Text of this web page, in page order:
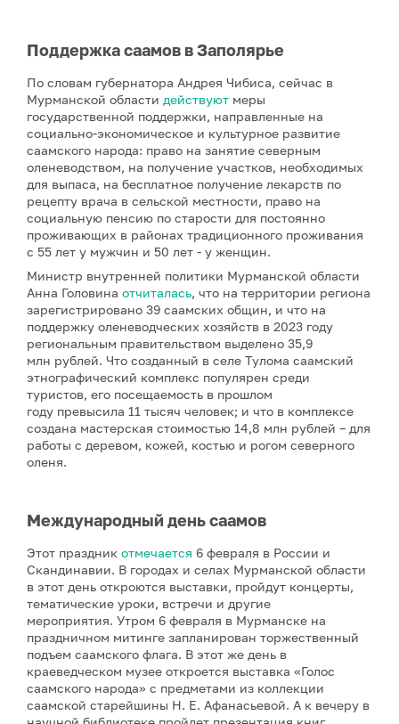
Поддержка саамов в Заполярье
По словам губернатора Андрея Чибиса, сейчас в
Мурманской области действуют меры
государственной поддержки, направленные на
социально-экономическое и культурное развитие
саамского народа: право на занятие северным
оленеводством, на получение участков, необходимых
для выпаса, на бесплатное получение лекарств по
рецепту врача в сельской местности, право на
социальную пенсию по старости для постоянно
проживающих в районах традиционного проживания
с 55 лет у мужчин и 50 лет - у женщин.
Министр внутренней политики Мурманской области
Анна Головина отчиталась, что на территории региона
зарегистрировано 39 саамских общин, и что на
поддержку оленеводческих хозяйств в 2023 году
региональным правительством выделено 35,9
млн рублей. Что созданный в селе Тулома саамский
этнографический комплекс популярен среди
туристов, его посещаемость в прошлом
году превысила 11 тысяч человек; и что в комплексе
создана мастерская стоимостью 14,8 млн рублей – для
работы с деревом, кожей, костью и рогом северного
оленя.
Международный день саамов
Этот праздник отмечается 6 февраля в России и
Скандинавии. В городах и селах Мурманской области
в этот день откроются выставки, пройдут концерты,
тематические уроки, встречи и другие
мероприятия. Утром 6 февраля в Мурманске на
праздничном митинге запланирован торжественный
подъем саамского флага. В этот же день в
краеведческом музее откроется выставка «Голос
саамского народа» с предметами из коллекции
саамской старейшины Н. Е. Афанасьевой. А к вечеру в